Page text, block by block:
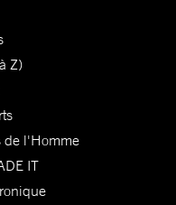
Z)
de l'Homme
IT